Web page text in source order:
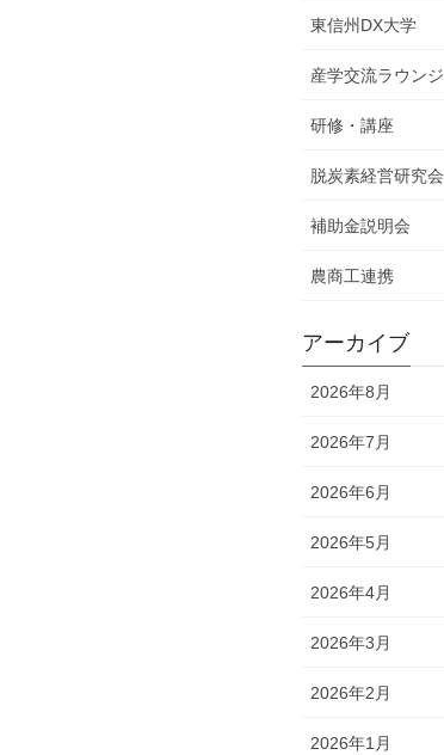
東信州DX大学
産学交流ラウンジ
研修・講座
脱炭素経営研究会
補助金説明会
農商工連携
アーカイブ
2026年8月
2026年7月
2026年6月
2026年5月
2026年4月
2026年3月
2026年2月
2026年1月